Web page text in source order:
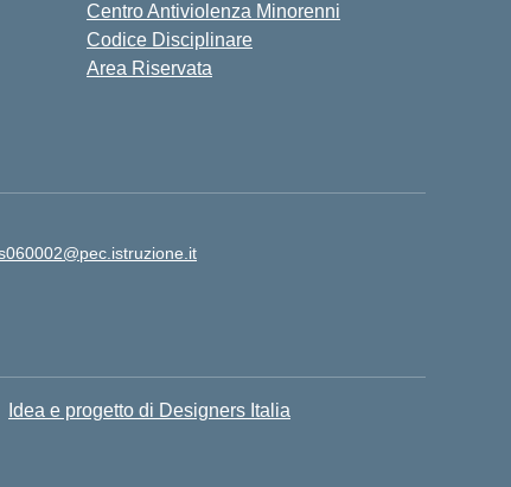
Centro Antiviolenza Minorenni
Codice Disciplinare
Area Riservata
Idea e progetto di Designers Italia